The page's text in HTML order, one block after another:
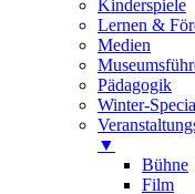
Kinderspiele
Lernen &
Medien
Pädagogik
Winter-
▼
Bühne
Film